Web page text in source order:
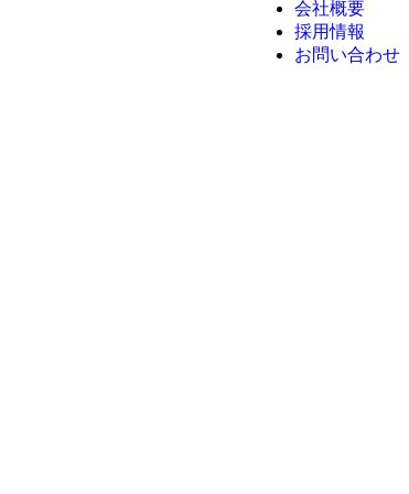
会社概要
採用情報
お問い合わせ